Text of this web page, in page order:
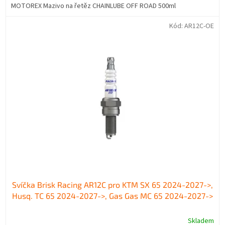
MOTOREX Mazivo na řetěz CHAINLUBE OFF ROAD 500ml
Svíčka Brisk Racing AR12C pro KTM SX 65 2024-2027->,
Husq. TC 65 2024-2027->, Gas Gas MC 65 2024-2027->
Skladem
Kód: AR12C-OE